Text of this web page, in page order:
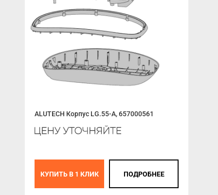
ALUTECH Корпус LG.55-A, 657000561
КУПИТЬ В 1 КЛИК ПОДРОБНЕЕ